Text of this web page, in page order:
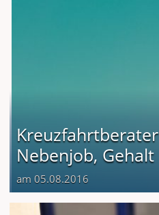
Nebenjob,
am 05.08.2016